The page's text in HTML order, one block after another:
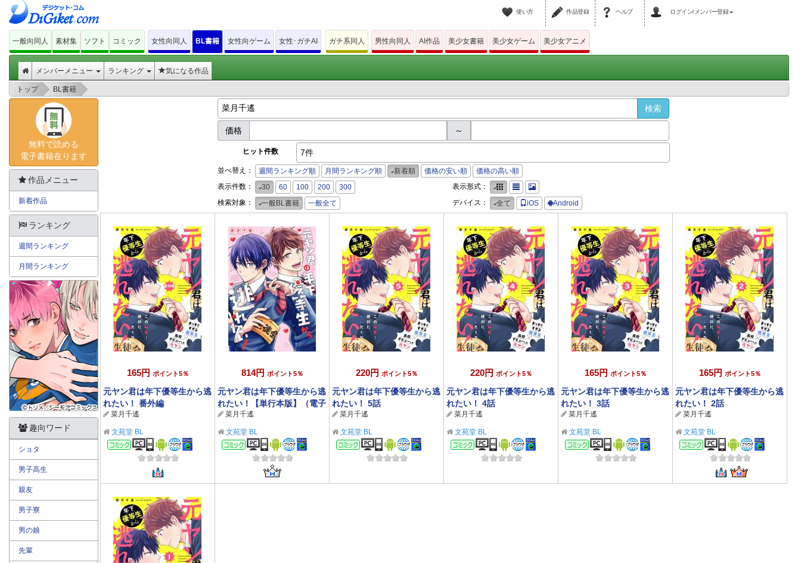
使い方 作品登録 ヘルプ ログイン/メンバー登録
一般向同人 素材集 ソフト コミック 女性向同人 BL書籍 女性向ゲーム 女性･ガチAI ガチ系同人 男性向同人 AI作品 美少女書籍 美少女ゲーム 美少女アニメ
メンバーメニュー ランキング 気になる作品
トップ > BL書籍 >
価格 ～
ヒット件数 7件
並べ替え： 週間ランキング順 月間ランキング順 新着順 価格の安い順
価格の高い順
表示件数：
30 60 100 200 300
表示形式：
検索対象：
一般BL書籍 一般全て デバイス： 全て iOS Android
165円 ポイント5％
元ヤン君は年下優等生から逃
れたい！ 番外編
菜月千遙
文苑堂 BL
コミック
814円 ポイント5％
元ヤン君は年下優等生から逃
れたい！【単行本版】（電子
限定描き下ろし付き）
菜月千遙
文苑堂 BL
コミック
220円 ポイント5％
元ヤン君は年下優等生から逃
れたい！ 5話
菜月千遙
文苑堂 BL
コミック
220円 ポイント5％
元ヤン君は年下優等生から逃
れたい！ 4話
菜月千遙
文苑堂 BL
コミック
165円 ポイント5％
元ヤン君は年下優等生から逃
れたい！ 3話
菜月千遙
文苑堂 BL
コミック
165円 ポイント5％
元ヤン君は年下優等生から逃
れたい！ 2話
菜月千遙
文苑堂 BL
コミック
無料で読める
電子書籍在ります
作品メニュー
新着作品
ランキング
週間ランキング
月間ランキング
趣向ワード
ショタ
男子高生
親友
男子寮
男の娘
先輩